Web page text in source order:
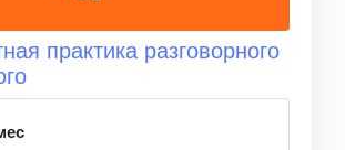
практика разговорного